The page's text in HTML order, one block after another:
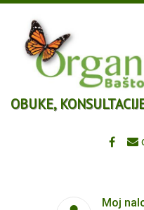
OBUKE,
Moj